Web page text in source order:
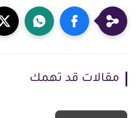
مقالات قد تهمك